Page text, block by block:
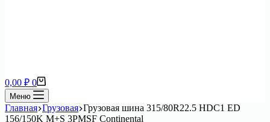
Корзина
0,00 ₽ 0
Меню
Главная Грузовая Грузовая шина 315/80R22.5 HDC1 ED
156/150K M+S 3PMSF Continental